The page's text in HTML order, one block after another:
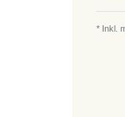
* Inkl.